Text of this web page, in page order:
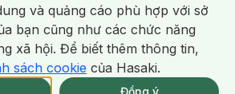
Giao Nhanh Miễn Phí 2H Xem chi tiết
THÔNG BÁO
Da
Khô Dụng Cụ / Máy Rửa Mặt Máy Chăm Sóc Da
và quảng cáo phù hợp với sở
bạn cũng như các chức năng
xã hội. Để biết thêm thông tin,
sách cookie của Hasaki.
Đồng ý